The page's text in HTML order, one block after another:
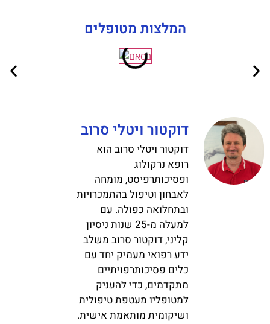
המלצות מטופלים
דוקטור ויטלי סרוב
דוקטור ויטלי סרוב הוא
רופא נרקולוג
ופסיכותרפיסט, מומחה
לאבחון וטיפול בהתמכרויות
ובתחלואה כפולה. עם
למעלה מ-25 שנות ניסיון
קליני, דוקטור סרוב משלב
ידע רפואי מעמיק יחד עם
כלים פסיכותרפויתיים
מתקדמים, כדי להעניק
למטופליו מעטפת טיפולית
ושיקומית מותאמת אישית.